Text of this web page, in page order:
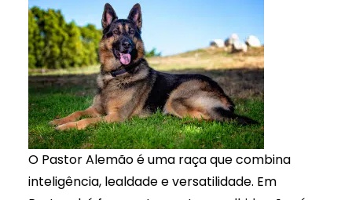
O Pastor Alemão é uma raça que combina
inteligência, lealdade e versatilidade. Em